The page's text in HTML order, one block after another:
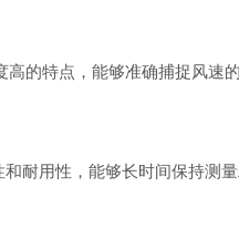
的特点，能够准确捕捉风速
耐用性，能够长时间保持测量